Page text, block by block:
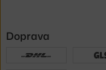
Doprava